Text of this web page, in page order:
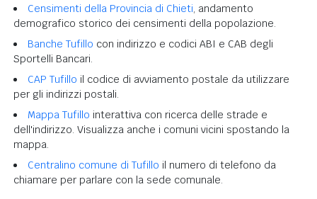
Censimenti della Provincia di Chieti, andamento
demografico storico dei censimenti della popolazione.
Banche Tufillo con indirizzo e codici ABI e CAB degli
Sportelli Bancari.
CAP Tufillo il codice di avviamento postale da utilizzare
per gli indirizzi postali.
Mappa Tufillo interattiva con ricerca delle strade e
dell'indirizzo. Visualizza anche i comuni vicini spostando la
mappa.
Centralino comune di Tufillo il numero di telefono da
chiamare per parlare con la sede comunale.